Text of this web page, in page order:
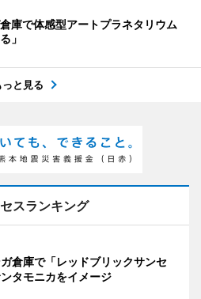
庫で体感型アートプラネタリウム
」
っと見る
スランキング
倉庫で「レッドブリックサンセ
タモニカをイメージ